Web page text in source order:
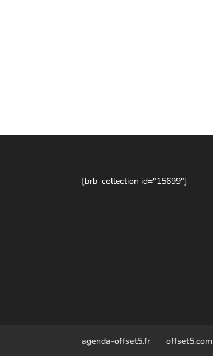
[brb_collection id="15699"]
agenda-offset5.fr offset5.com